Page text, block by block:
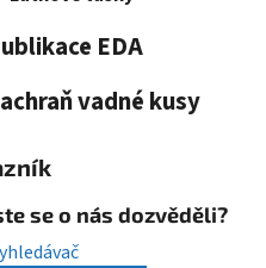
EDA
vadné kusy
se o nás dozvěděli?